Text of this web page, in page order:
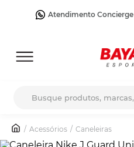
Atendimento Concierge
Acessórios Caneleiras